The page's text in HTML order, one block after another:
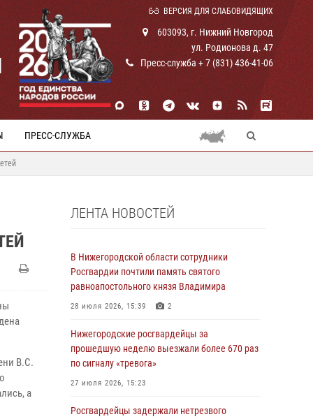
ВЕРСИЯ ДЛЯ СЛАБОВИДЯЩИХ
603093, г. Нижний Новгород
ул. Родионова д. 47
Пресс-служба + 7 (831) 436-41-06
ПРЕСС-СЛУЖБА
В.С.
а
ЛЕНТА НОВОСТЕЙ
В Нижегородской области сотрудники
Росгвардии почтили память святого
равноапостольного князя Владимира
28 июля 2026, 15:39 2
Нижегородские росгвардейцы за
прошедшую неделю выезжали более 670 раз
по сигналу «тревога»
27 июля 2026, 15:23
Росгвардейцы задержали нетрезвого